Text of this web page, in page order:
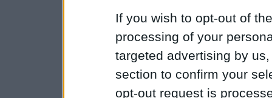
If you wish to opt-out of
processing of your
targeted advertising by
section to confirm your
opt-out request is